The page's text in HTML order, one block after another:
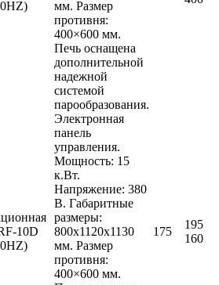
для пиццы
машины
упаковочное оборудование
для общественных санузлов и
для жидкого мыла
материалы
и душирующие устройства
для рук
машины
мм. Размер
противня:
400×600 мм.
Печь оснащена
дополнительной
надежной
системой
парообразования.
10D
Электронная
панель
управления.
Мощность: 15
к.Вт.
Напряжение: 380
В. Габаритные
размеры:
800x1120x1130
мм. Размер
противня:
400×600 мм.
175
195
160